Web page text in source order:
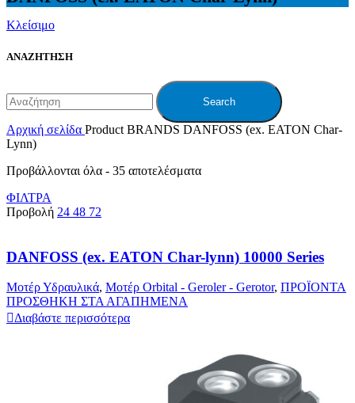
Κλείσιμο
ΑΝΑΖΗΤΗΣΗ
Search
Αρχική σελίδα Product BRANDS DANFOSS (ex. EATON Char-
Lynn)
Προβάλλονται όλα - 35 αποτελέσματα
ΦΙΛΤΡΑ
Προβολή 24 48 72
DANFOSS (ex. EATON Char-lynn) 10000 Series
Μοτέρ Υδραυλικά, Μοτέρ Orbital - Geroler - Gerotor, ΠΡΟΪΟΝΤΑ
ΠΡΟΣΘΗΚΗ ΣΤΑ ΑΓΑΠΗΜΕΝΑ
Διαβάστε περισσότερα